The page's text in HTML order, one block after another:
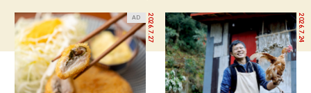
2026.7.27
AD 2026.7.24